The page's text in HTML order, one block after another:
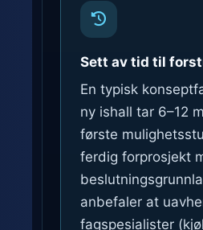
Sett av tid til
En typisk
ny ishall tar 6–12
første
ferdig forprosjekt
anbefaler at
fagspesialister